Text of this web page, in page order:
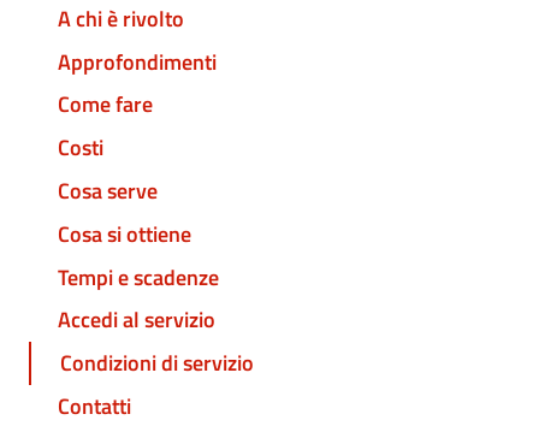
A chi è rivolto
Approfondimenti
Come fare
Costi
Cosa serve
Cosa si ottiene
Tempi e scadenze
Accedi al servizio
Condizioni di servizio
Contatti